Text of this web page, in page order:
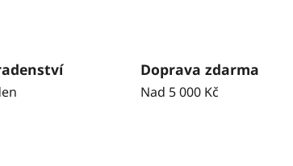
Doprava zdarma
Nad 5 000 Kč